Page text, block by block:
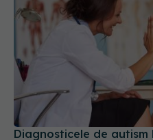
Diagnosticele de
pandemia de COVID-19
08 aug 2026, 15:00